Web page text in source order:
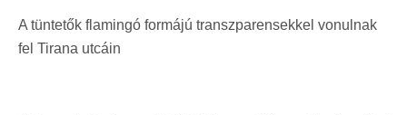
A tüntetők flamingó formájú transzparensekkel vonulnak
fel Tirana utcáin